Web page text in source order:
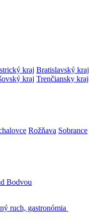
kraj Bratislavský kraj
kraj Trenčiansky kraj
Rožňava Sobrance
Bodvou
ruch, gastronómia